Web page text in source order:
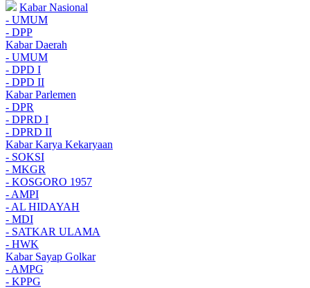
Kabar Nasional
- UMUM
- DPP
Kabar Daerah
- UMUM
- DPD I
- DPD II
Kabar Parlemen
- DPR
- DPRD I
- DPRD II
Kabar Karya Kekaryaan
- SOKSI
- MKGR
- KOSGORO 1957
- AMPI
- AL HIDAYAH
- MDI
- SATKAR ULAMA
- HWK
Kabar Sayap Golkar
- AMPG
- KPPG